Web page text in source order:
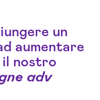
un
aumentare
il nostro
adv